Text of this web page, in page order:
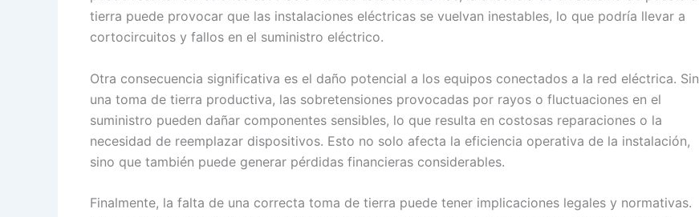
tierra puede provocar que las instalaciones eléctricas se vuelvan inestables, lo que podría llevar a
cortocircuitos y fallos en el suministro eléctrico.
Otra consecuencia significativa es el daño potencial a los equipos conectados a la red eléctrica. Sin
una toma de tierra productiva, las sobretensiones provocadas por rayos o fluctuaciones en el
suministro pueden dañar componentes sensibles, lo que resulta en costosas reparaciones o la
necesidad de reemplazar dispositivos. Esto no solo afecta la eficiencia operativa de la instalación,
sino que también puede generar pérdidas financieras considerables.
Finalmente, la falta de una correcta toma de tierra puede tener implicaciones legales y normativas.